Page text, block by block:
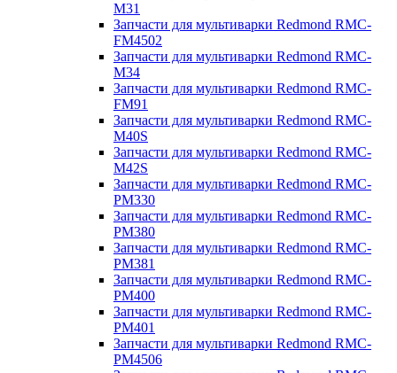
M31
Запчасти для мультиварки Redmond RMC-
FM4502
Запчасти для мультиварки Redmond RMC-
M34
Запчасти для мультиварки Redmond RMC-
FM91
Запчасти для мультиварки Redmond RMC-
M40S
Запчасти для мультиварки Redmond RMC-
M42S
Запчасти для мультиварки Redmond RMC-
PM330
Запчасти для мультиварки Redmond RMC-
PM380
Запчасти для мультиварки Redmond RMC-
PM381
Запчасти для мультиварки Redmond RMC-
PM400
Запчасти для мультиварки Redmond RMC-
PM401
Запчасти для мультиварки Redmond RMC-
PM4506